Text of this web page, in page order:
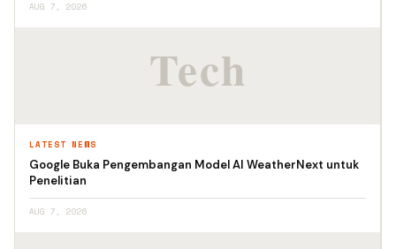
AUG 7, 2026
LATEST NEWS
Google Buka Pengembangan Model AI WeatherNext untuk
Penelitian
AUG 7, 2026